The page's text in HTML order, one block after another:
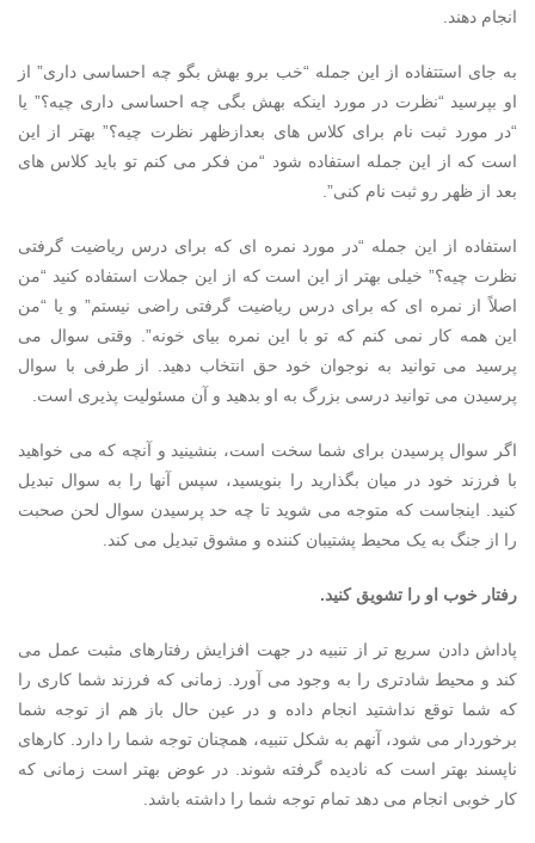
انجام دهند.
به جای استتفاده از این جمله “خب برو بهش بگو چه احساسی داری” از
او بپرسید “نظرت در مورد اینکه بهش بگی چه احساسی داری چیه؟” یا
“در مورد ثبت نام برای کلاس های بعدازظهر نظرت چیه؟” بهتر از این
است که از این جمله استفاده شود “من فکر می کنم تو باید کلاس های
بعد از ظهر رو ثبت نام کنی”.
استفاده از این جمله “در مورد نمره ای که برای درس ریاضیت گرفتی
نظرت چیه؟” خیلی بهتر از این است که از این جملات استفاده کنید “من
اصلاً از نمره ای که برای درس ریاضیت گرفتی راضی نیستم” و یا “من
این همه کار نمی کنم که تو با این نمره بیای خونه”. وقتی سوال می
پرسید می توانید به نوجوان خود حق انتخاب دهید. از طرفی با سوال
پرسیدن می توانید درسی بزرگ به او بدهید و آن مسئولیت پذیری است.
اگر سوال پرسیدن برای شما سخت است، بنشینید و آنچه که می خواهید
با فرزند خود در میان بگذارید را بنویسید، سپس آنها را به سوال تبدیل
کنید. اینجاست که متوجه می شوید تا چه حد پرسیدن سوال لحن صحبت
را از جنگ به یک محیط پشتیبان کننده و مشوق تبدیل می کند.
رفتار خوب او را تشویق کنید.
پاداش دادن سریع تر از تنبیه در جهت افزایش رفتارهای مثبت عمل می
کند و محیط شادتری را به وجود می آورد. زمانی که فرزند شما کاری را
که شما توقع نداشتید انجام داده و در عین حال باز هم از توجه شما
برخوردار می شود، آنهم به شکل تنبیه، همچنان توجه شما را دارد. کارهای
ناپسند بهتر است که نادیده گرفته شوند. در عوض بهتر است زمانی که
کار خوبی انجام می دهد تمام توجه شما را داشته باشد.